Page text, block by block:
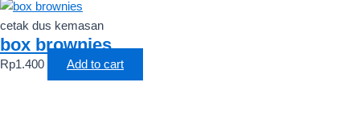
cetak dus kemasan
box brownies
Rp1.400 Add to cart